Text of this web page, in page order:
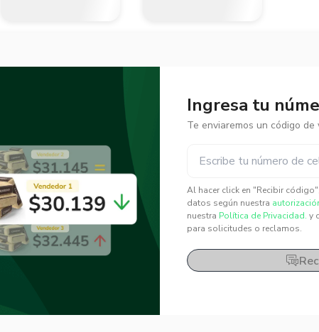
Ingresa tu
Te enviaremos un código de
Al hacer click en "Recibir
datos según nuestra
nuestra Política de Privacidad. y
para solicitudes o reclamos.